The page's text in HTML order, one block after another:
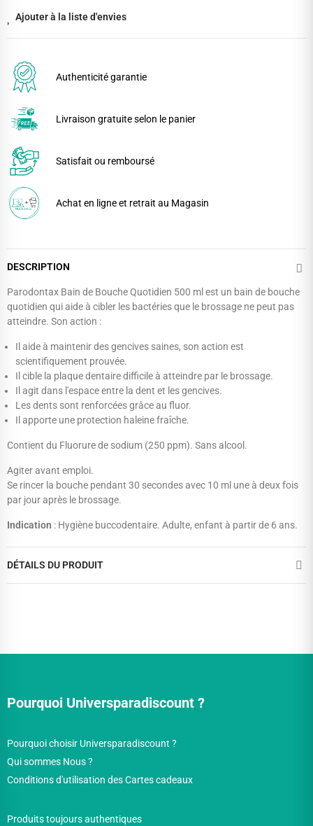
Ajouter à la liste d'envies
Authenticité garantie
Livraison gratuite selon le panier
Satisfait ou remboursé
Achat en ligne et retrait au Magasin
DESCRIPTION
Parodontax Bain de Bouche Quotidien 500 ml est un bain de bouche
quotidien qui aide à cibler les bactéries que le brossage ne peut pas
atteindre. Son action :
Il aide à maintenir des gencives saines, son action est
scientifiquement prouvée.
Il cible la plaque dentaire difficile à atteindre par le brossage.
Il agit dans l'espace entre la dent et les gencives.
Les dents sont renforcées grâce au fluor.
Il apporte une protection haleine fraîche.
Contient du Fluorure de sodium (250 ppm). Sans alcool.
Agiter avant emploi.
Se rincer la bouche pendant 30 secondes avec 10 ml une à deux fois
par jour après le brossage.
Indication : Hygiène buccodentaire. Adulte, enfant à partir de 6 ans.
DÉTAILS DU PRODUIT
Pourquoi Universparadiscount ?
Pourquoi choisir Universparadiscount ?
Qui sommes Nous ?
Conditions d'utilisation des Cartes cadeaux
Produits toujours authentiques